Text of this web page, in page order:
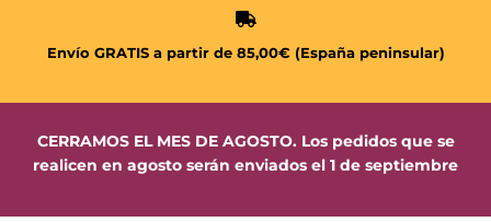
Envío GRATIS a partir de 85,00€ (España peninsular)
CERRAMOS EL MES DE AGOSTO. Los pedidos que se
realicen en agosto serán enviados el 1 de septiembre